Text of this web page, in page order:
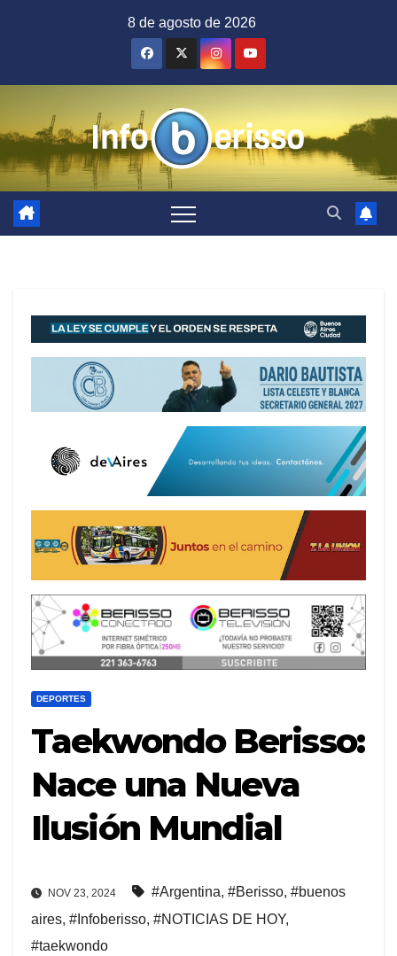
8 de agosto de 2026
DEPORTES
Taekwondo Berisso:
Nace una Nueva
Ilusión Mundial
NOV 23, 2024 #Argentina, #Berisso, #buenos
aires, #Infoberisso, #NOTICIAS DE HOY,
#taekwondo